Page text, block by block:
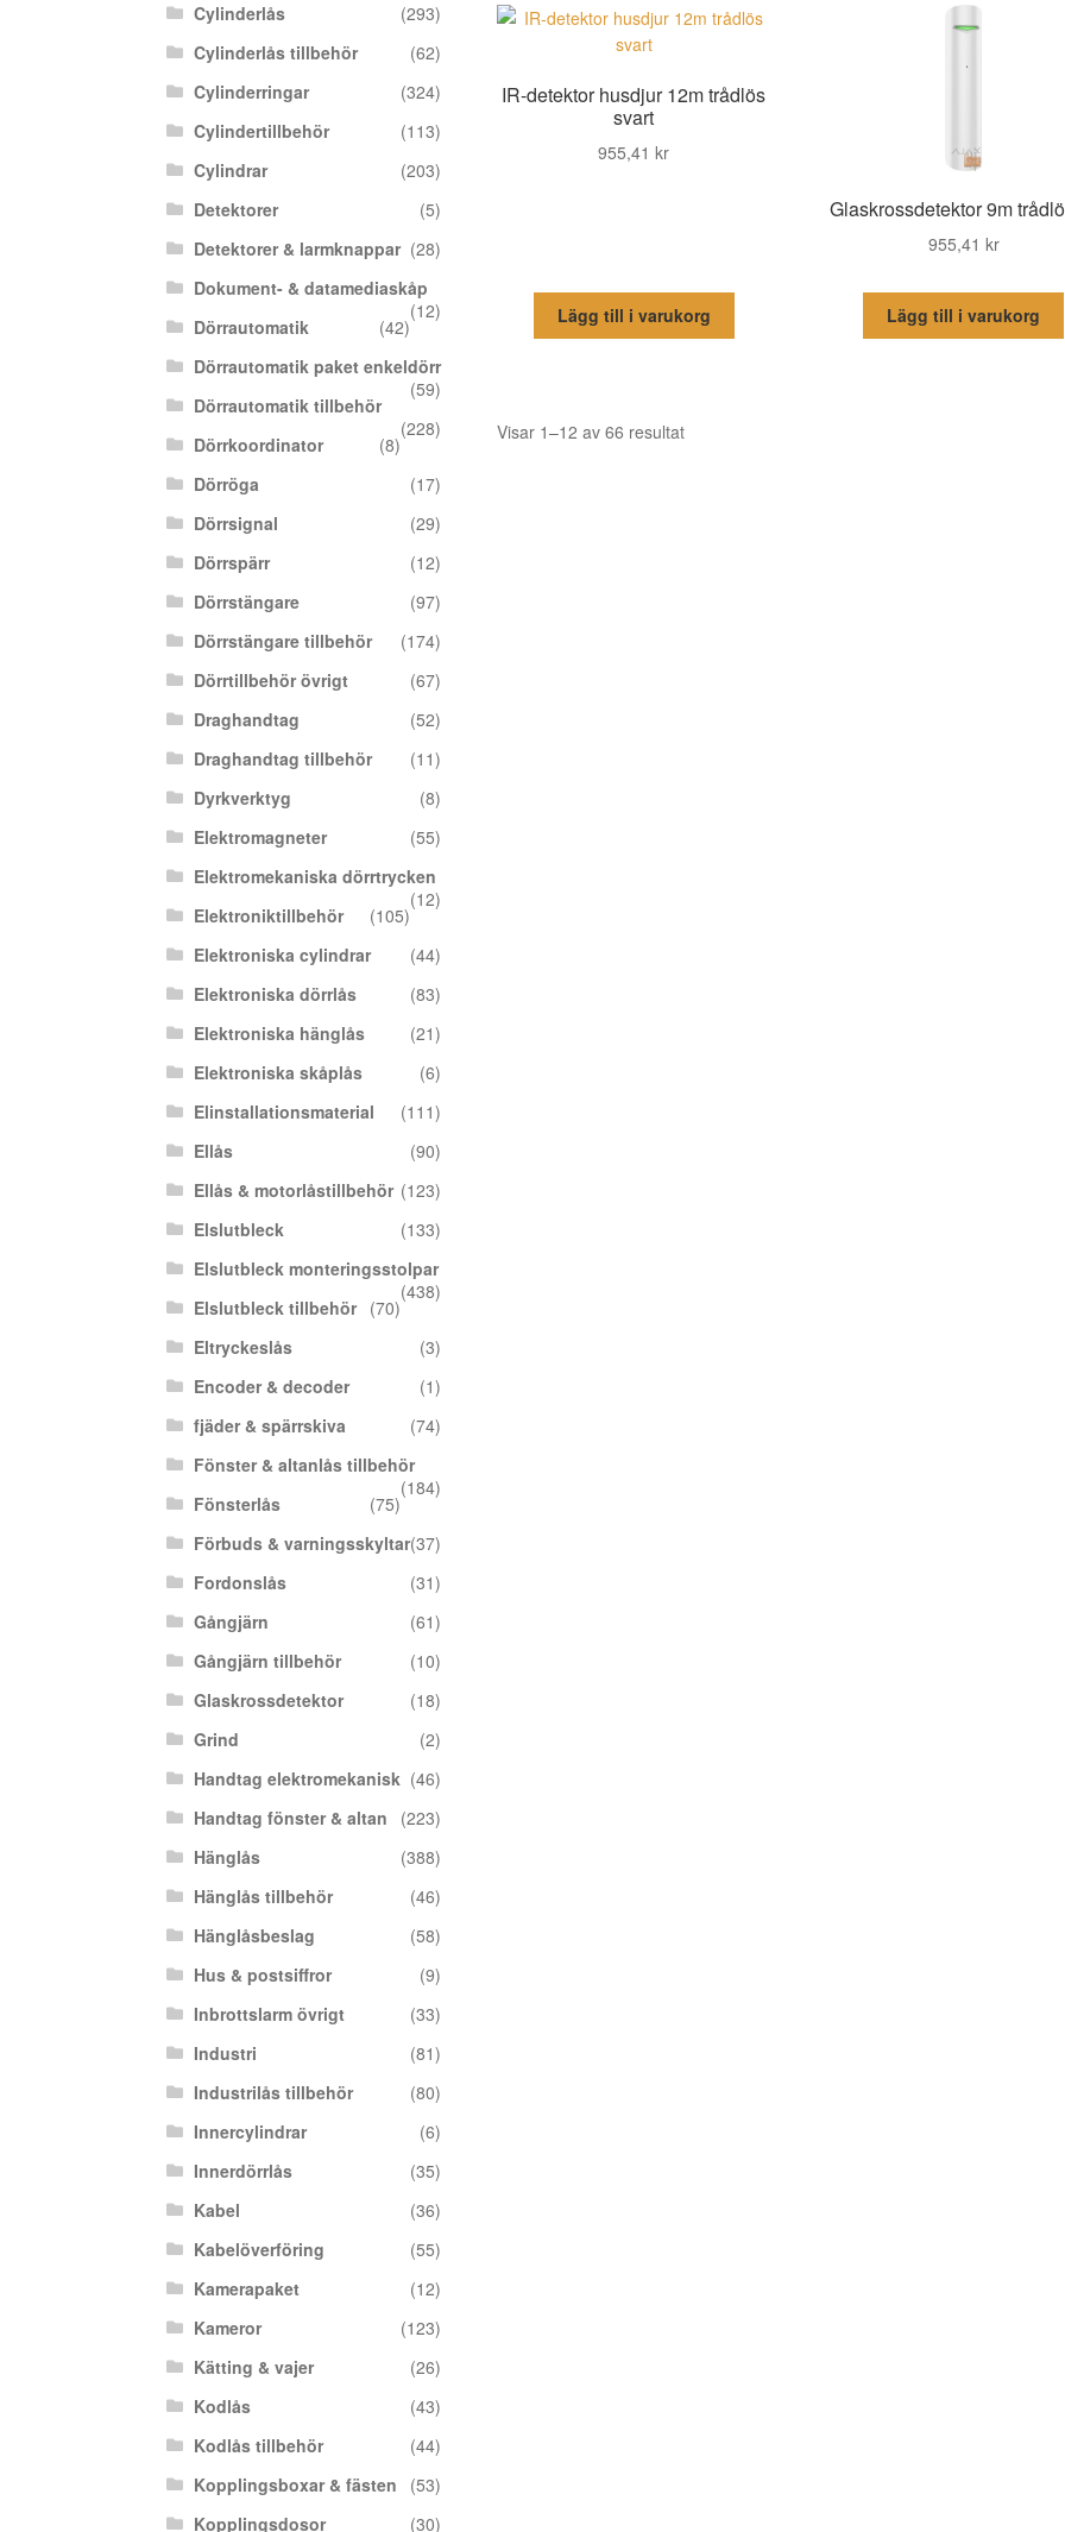
IR-detektor husdjur 12m trådlös
svart
955,41kr
Lägg till i varukorg
Glaskrossdetektor 9m
955,41 kr
Lägg till i varukorg
Visar 1–12 av 66 resultatSortera
Cylinderlås
(293)
Cylinderlås tillbehör
(62)
Cylinderringar
(324)
Cylindertillbehör
(113)
Cylindrar
(203)
Detektorer
(5)
Detektorer & larmknappar (28)
Dokument- & datamediaskåp
(12)
Dörrautomatik
(42)
Dörrautomatik paket enkeldörr
(59)
Dörrautomatik tillbehör
(228)
Dörrkoordinator
(8)
Dörröga
(17)
Dörrsignal
(29)
Dörrspärr
(12)
Dörrstängare
(97)
Dörrstängare tillbehör
(174)
Dörrtillbehör övrigt
(67)
Draghandtag
(52)
Draghandtag tillbehör
(11)
Dyrkverktyg
(8)
Elektromagneter
(55)
Elektromekaniska dörrtrycken
(12)
Elektroniktillbehör
(105)
Elektroniska cylindrar
(44)
Elektroniska dörrlås
(83)
Elektroniska hänglås
(21)
Elektroniska skåplås
(6)
Elinstallationsmaterial
(111)
Ellås
(90)
Ellås & motorlåstillbehör (123)
Elslutbleck
(133)
Elslutbleck monteringsstolpar
(438)
Elslutbleck tillbehör
(70)
Eltryckeslås
(3)
Encoder & decoder
(1)
fjäder & spärrskiva
(74)
Fönster & altanlås tillbehör
(184)
Fönsterlås
(75)
Förbuds & varningsskyltar(37)
Fordonslås
(31)
Gångjärn
(61)
Gångjärn tillbehör
(10)
Glaskrossdetektor
(18)
Grind
(2)
Handtag elektromekanisk (46)
Handtag fönster & altan
(223)
Hänglås
(388)
Hänglås tillbehör
(46)
Hänglåsbeslag
(58)
Hus & postsiffror
(9)
Inbrottslarm övrigt
(33)
Industri
(81)
Industrilås tillbehör
(80)
Innercylindrar
(6)
Innerdörrlås
(35)
Kabel
(36)
Kabelöverföring
(55)
Kamerapaket
(12)
Kameror
(123)
Kätting & vajer
(26)
Kodlås
(43)
Kodlås tillbehör
(44)
Kopplingsboxar & fästen
(53)
Kopplingsdosor
(30)